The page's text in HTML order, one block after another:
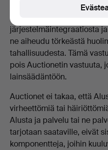
soveltuvuudesta tiettyyn
loukkausta ole tapahtunut,
järjestelmäintegraatiosta
ne aiheudu törkeästä
tahallisuudesta. Tämä
pois Auctionetin vastuuta,
lainsäädäntöön.
Auctionet ei takaa, että
virheettömiä tai
Alusta ja palvelu tai ne
tarjotaan saataville, eivät
komponentteja, joihin